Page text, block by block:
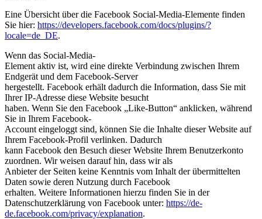
Eine Übersicht über die Facebook Social-Media-Elemente finden
Sie hier: https://developers.facebook.com/docs/plugins/?
locale=de_DE.
Wenn das Social-Media-
Element aktiv ist, wird eine direkte Verbindung zwischen Ihrem
Endgerät und dem Facebook-Server
hergestellt. Facebook erhält dadurch die Information, dass Sie mit
Ihrer IP-Adresse diese Website besucht
haben. Wenn Sie den Facebook „Like-Button“ anklicken, während
Sie in Ihrem Facebook-
Account eingeloggt sind, können Sie die Inhalte dieser Website auf
Ihrem Facebook-Profil verlinken. Dadurch
kann Facebook den Besuch dieser Website Ihrem Benutzerkonto
zuordnen. Wir weisen darauf hin, dass wir als
Anbieter der Seiten keine Kenntnis vom Inhalt der übermittelten
Daten sowie deren Nutzung durch Facebook
erhalten. Weitere Informationen hierzu finden Sie in der
Datenschutzerklärung von Facebook unter: https://de-
de.facebook.com/privacy/explanation.